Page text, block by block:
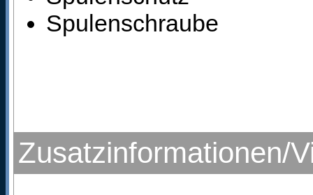
Spulenschraube
Zusatzinformationen/